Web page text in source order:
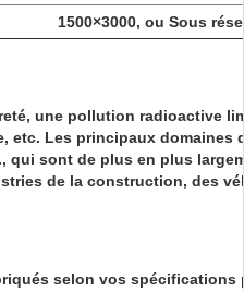
1500×3000, ou Sous
une pollution radioactive
etc. Les principaux domaines
qui sont de plus en plus
de la construction, des
selon vos